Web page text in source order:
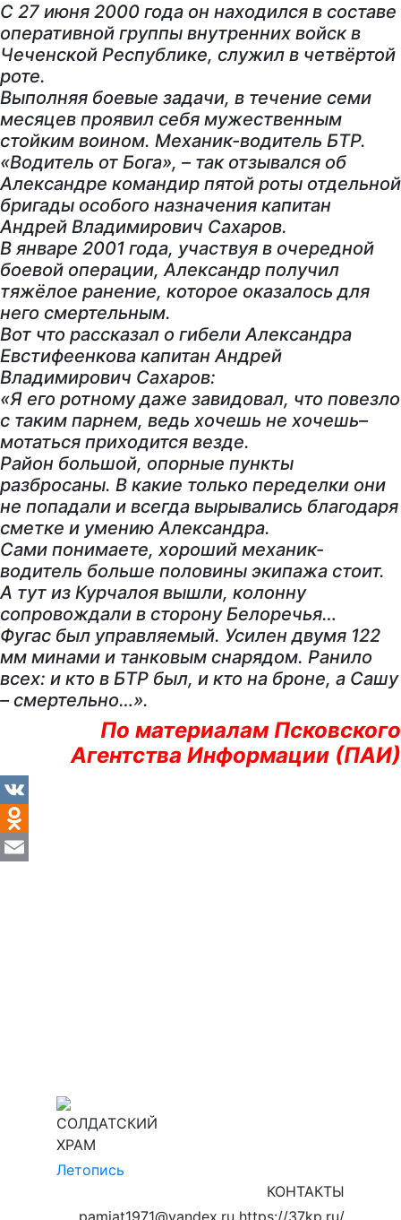
С 27 июня 2000 года он находился в составе
оперативной группы внутренних войск в
Чеченской Республике, служил в четвёртой
роте.
Выполняя боевые задачи, в течение семи
месяцев проявил себя мужественным
стойким воином. Механик-водитель БТР.
«Водитель от Бога», – так отзывался об
Александре командир пятой роты отдельной
бригады особого назначения капитан
Андрей Владимирович Сахаров.
В январе 2001 года, участвуя в очередной
боевой операции, Александр получил
тяжёлое ранение, которое оказалось для
него смертельным.
Вот что рассказал о гибели Александра
Евстифеенкова капитан Андрей
Владимирович Сахаров:
«Я его ротному даже завидовал, что повезло
с таким парнем, ведь хочешь не хочешь–
мотаться приходится везде.
Район большой, опорные пункты
разбросаны. В какие только переделки они
не попадали и всегда вырывались благодаря
сметке и умению Александра.
Сами понимаете, хороший механик-
водитель больше половины экипажа стоит.
А тут из Курчалоя вышли, колонну
сопровождали в сторону Белоречья…
Фугас был управляемый. Усилен двумя 122
мм минами и танковым снарядом. Ранило
всех: и кто в БТР был, и кто на броне, а Сашу
– смертельно…».
По материалам Псковского
Агентства Информации (ПАИ)
VK
Odnoklassniki
СОЛДАТСКИЙ
ХРАМ
Летопись
КОНТАКТЫ
pamiat1971@yandex.ru https://37kp.ru/